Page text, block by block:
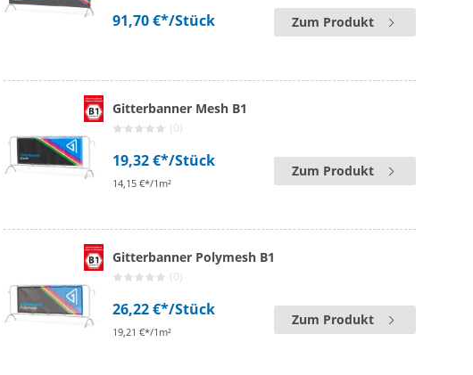
91,70 €*/Stück Zum Produkt
Gitterbanner Mesh B1
(0)
19,32 €*/Stück
14,15 €*/1m²
Zum Produkt
Gitterbanner Polymesh B1
(0)
26,22 €*/Stück
19,21 €*/1m²
Zum Produkt